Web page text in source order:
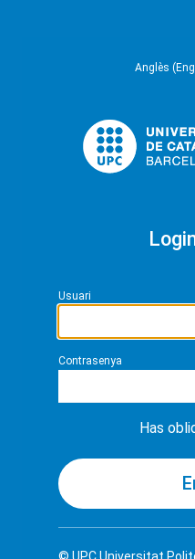
Anglès
Usuari
Contrasenya
Has
© UPCUniversitat